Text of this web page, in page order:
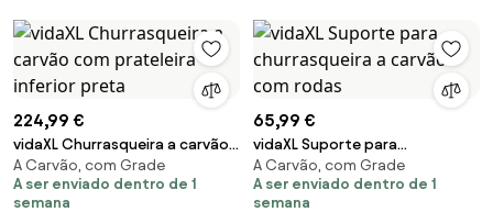
224,99 €
vidaXL Churrasqueira a carvão
com prateleira inferior preta
A Carvão, com Grade
A ser enviado dentro de 1
semana
65,99 €
vidaXL Suporte para
churrasqueira a carvão com
rodas
A Carvão, com Grade
A ser enviado dentro de 1
semana